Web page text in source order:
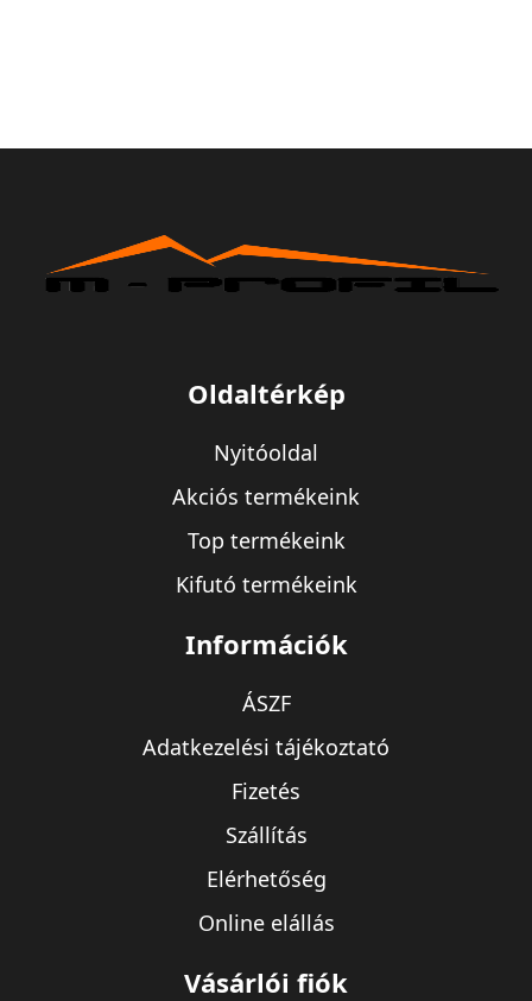
Oldaltérkép
Nyitóoldal
Akciós termékeink
Top termékeink
Kifutó termékeink
Információk
ÁSZF
Adatkezelési tájékoztató
Fizetés
Szállítás
Elérhetőség
Online elállás
Vásárlói fiók